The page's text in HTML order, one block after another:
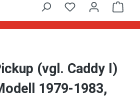
(vgl. Caddy I)
1979-1983,